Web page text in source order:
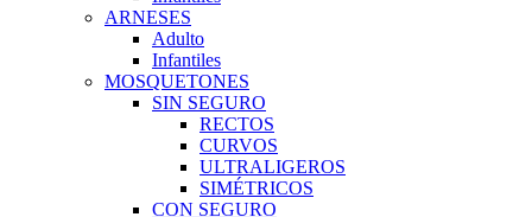
ARNESES
Adulto
Infantiles
MOSQUETONES
SIN SEGURO
RECTOS
CURVOS
ULTRALIGEROS
SIMÉTRICOS
CON SEGURO